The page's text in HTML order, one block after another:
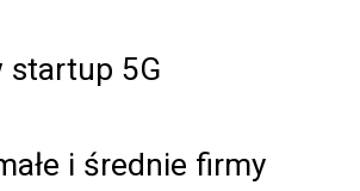
startup 5G
i średnie firmy